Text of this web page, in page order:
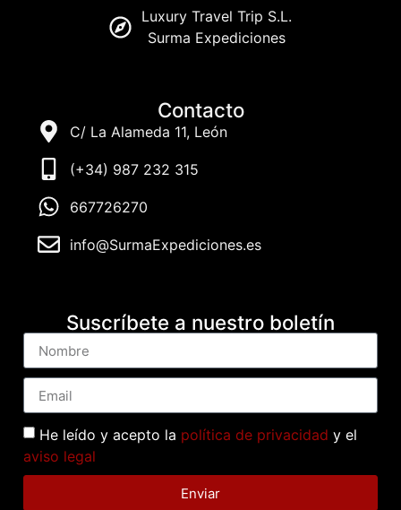
Luxury Travel Trip S.L.
Surma Expediciones
Contacto
C/ La Alameda 11, León
(+34) 987 232 315
667726270
info@SurmaExpediciones.es
Suscríbete a nuestro boletín
He leído y acepto la política de privacidad y el
aviso legal
Enviar